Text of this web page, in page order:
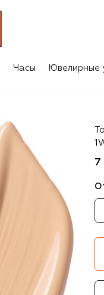
Часы Ювелирные
7